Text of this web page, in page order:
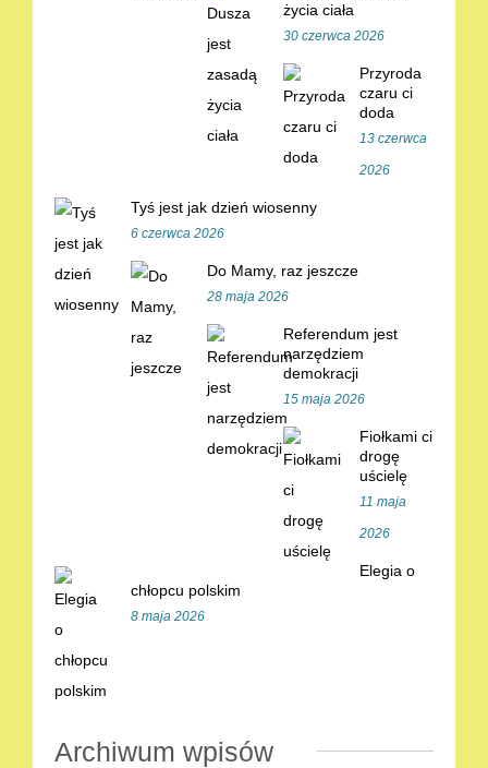
życia ciała
30 czerwca 2026
Przyroda
czaru ci
doda
13 czerwca
2026
Tyś jest jak dzień wiosenny
6 czerwca 2026
Do Mamy, raz jeszcze
28 maja 2026
Referendum jest
narzędziem
demokracji
15 maja 2026
Fiołkami ci
drogę
uścielę
11 maja
2026
Elegia o
chłopcu polskim
8 maja 2026
Archiwum wpisów